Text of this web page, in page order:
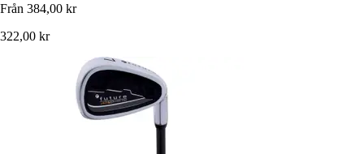
Från 384,00 kr
322,00 kr